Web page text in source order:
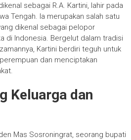
sebagai R.A. Kartini, lahir pada
Tengah. Ia merupakan salah satu
dikenal sebagai pelopor
di Indonesia. Bergelut dalam tradisi
Kartini berdiri teguh untuk
dan menciptakan
Keluarga dan
Mas Sosroningrat, seorang bupati